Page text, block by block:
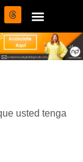
usted tenga